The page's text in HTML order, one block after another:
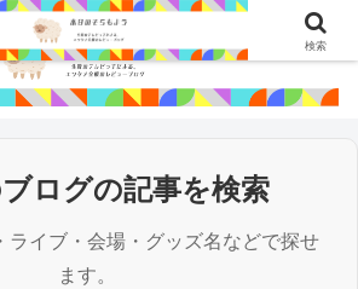
ログの記事を検索
ライブ・会場・グッズ名などで探せ
ます。
検索